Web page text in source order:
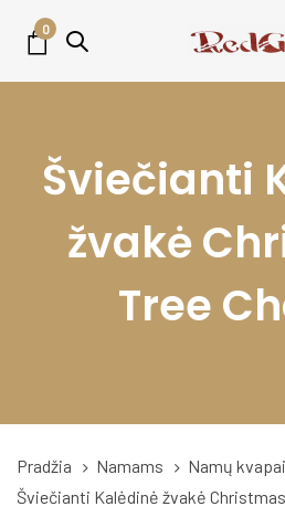
links
content
0
Šviečianti
žvakė
Tree
Pradžia Namams Namų
Šviečianti Kalėdinė žvakė Christmas